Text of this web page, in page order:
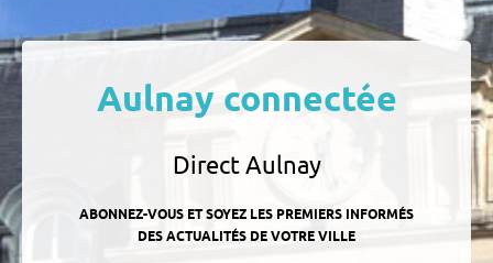
Aulnay connectée
Direct Aulnay
ABONNEZ-VOUS ET SOYEZ LES PREMIERS INFORMÉS
DES ACTUALITÉS DE VOTRE VILLE